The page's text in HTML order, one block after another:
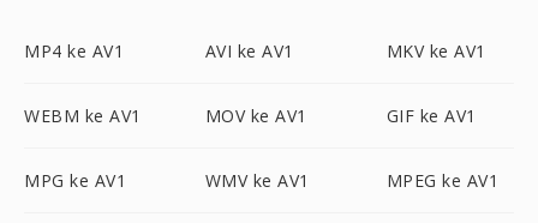
MP4 ke AV1 AVI ke AV1 MKV ke AV1
WEBM ke AV1 MOV ke AV1 GIF ke AV1
MPG ke AV1 WMV ke AV1 MPEG ke AV1